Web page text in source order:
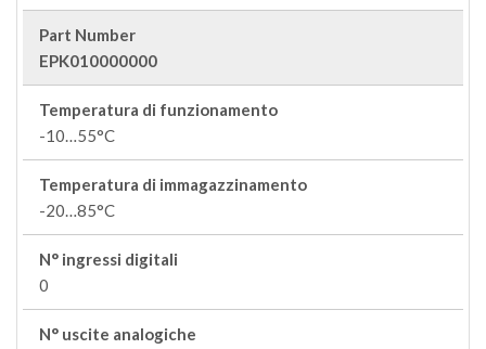
Part Number
EPK010000000
Temperatura di funzionamento
-10…55°C
Temperatura di immagazzinamento
-20…85°C
N° ingressi digitali
0
N° uscite analogiche